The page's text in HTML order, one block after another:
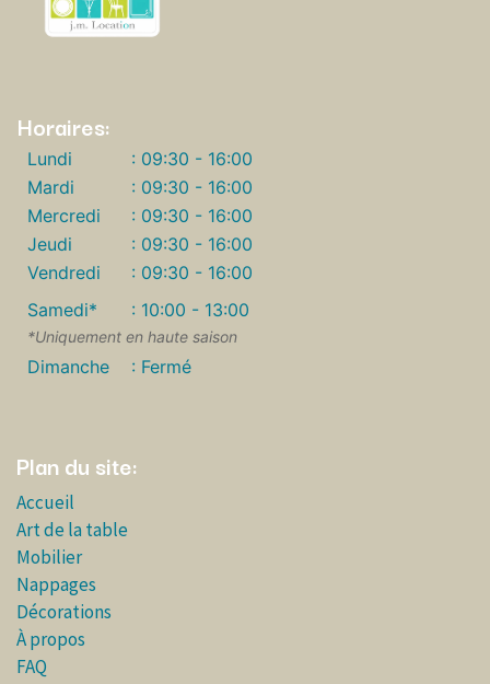
Horaires:
Lundi
: 09:30 - 16:00
Mardi
: 09:30 - 16:00
Mercredi
: 09:30 - 16:00
Jeudi
: 09:30 - 16:00
Vendredi
: 09:30 - 16:00
Samedi*
: 10:00 - 13:00
*Uniquement en haute saison
Dimanche : Fermé
Plan du site:
Accueil
Art de la table
Mobilier
Nappages
Décorations
À propos
FAQ